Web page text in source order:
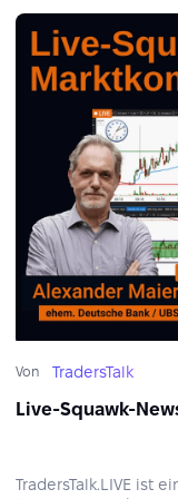
Von TradersTalk
Live-Squawk-
TradersTalk.LIVE ist